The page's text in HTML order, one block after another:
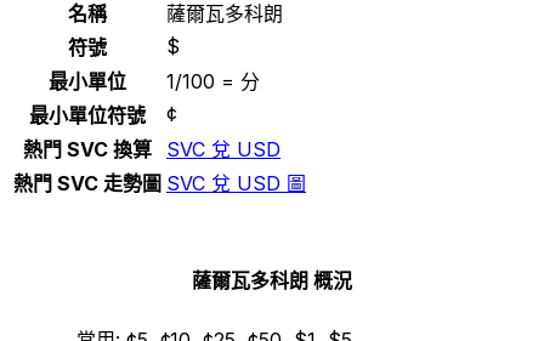
名稱
薩爾瓦多科朗
符號
$
最小單位
1/100 = 分
最小單位符號
¢
熱門 SVC 換算
SVC 兌 USD
熱門 SVC 走勢圖 SVC 兌 USD 圖
薩爾瓦多科朗 概況